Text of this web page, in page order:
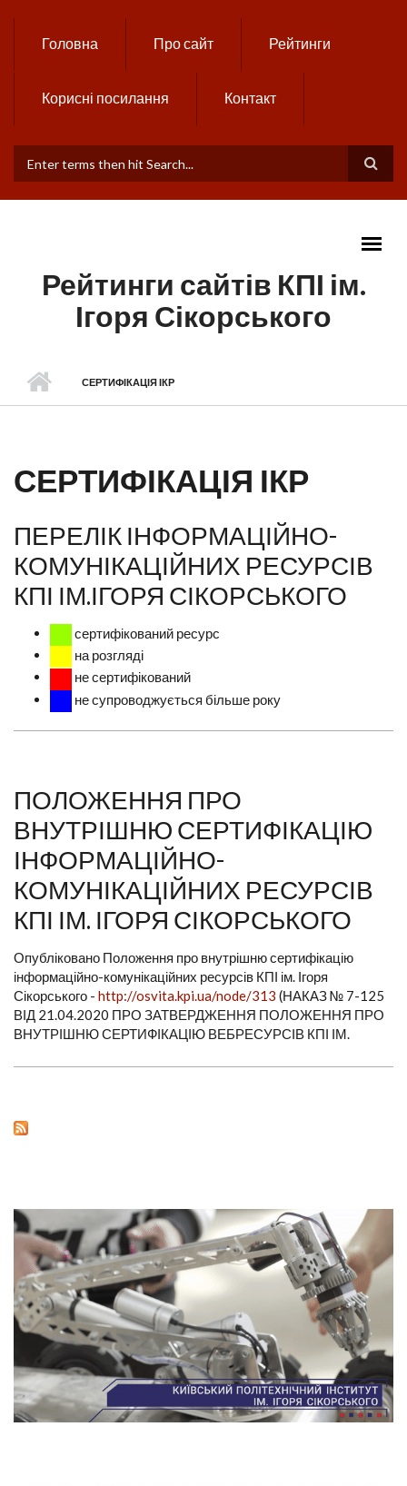
Головна Про сайт Рейтинги
Корисні посилання Контакт
ПОШУКОВА ФОРМА
Рейтинги сайтів КПІ ім.
Ігоря Сікорського
MAIN MENU
СЕРТИФІКАЦІЯ ІКР
СЕРТИФІКАЦІЯ ІКР
ПЕРЕЛІК ІНФОРМАЦІЙНО-
КОМУНІКАЦІЙНИХ РЕСУРСІВ
КПІ ІМ.ІГОРЯ СІКОРСЬКОГО
сертифікований ресурс
на розгляді
не сертифікований
не супроводжується більше року
ПОЛОЖЕННЯ ПРО
ВНУТРІШНЮ СЕРТИФІКАЦІЮ
ІНФОРМАЦІЙНО-
КОМУНІКАЦІЙНИХ РЕСУРСІВ
КПІ ІМ. ІГОРЯ СІКОРСЬКОГО
Опубліковано Положення про внутрішню сертифікацію
інформаційно-комунікаційних ресурсів КПІ ім. Ігоря
Сікорського - http://osvita.kpi.ua/node/313 (НАКАЗ № 7-125
ВІД 21.04.2020 ПРО ЗАТВЕРДЖЕННЯ ПОЛОЖЕННЯ ПРО
ВНУТРІШНЮ СЕРТИФІКАЦІЮ ВЕБРЕСУРСІВ КПІ ІМ.